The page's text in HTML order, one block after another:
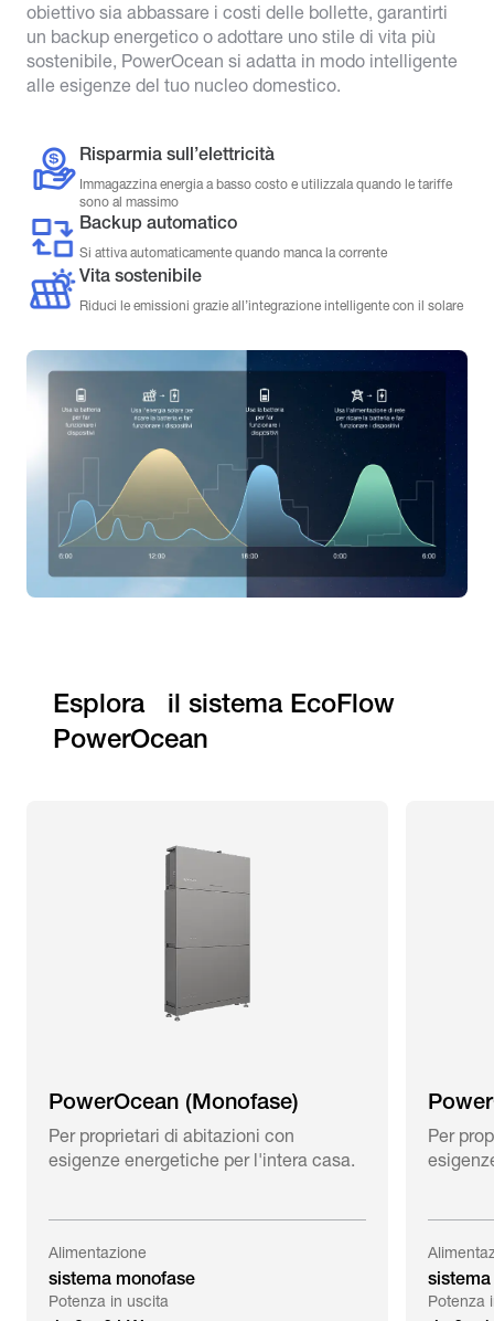
obiettivo sia abbassare i costi delle bollette, garantirti
un backup energetico o adottare uno stile di vita più
sostenibile, PowerOcean si adatta in modo intelligente
alle esigenze del tuo nucleo domestico.
Risparmia sull’elettricità
Immagazzina energia a basso costo e utilizzala quando le tariffe
sono al massimo
Backup automatico
Si attiva automaticamente quando manca la corrente
Vita sostenibile
Riduci le emissioni grazie all’integrazione intelligente con il solare
Esplora   il sistema EcoFlow
PowerOcean
PowerOcean (Monofase)
Per proprietari di abitazioni con
esigenze energetiche per l'intera casa.
Alimentazione
sistema monofase
Potenza in uscita
Per
Potenza